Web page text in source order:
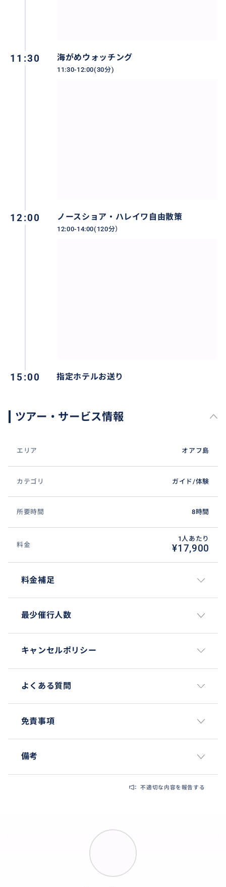
11:30 海がめウォッチング
11:30-12:00(30分)
12:00 ノースショア・ハレイワ自由散策
12:00-14:00(120分）
15:00 指定ホテルお送り
ツアー・サービス情報
エリア オアフ島
カテゴリ ガイド/体験
所要時間 8時間
料金
1人あたり
¥17,900
料金補足
最少催行人数
キャンセルポリシー
よくある質問
免責事項
備考
不適切な内容を報告する